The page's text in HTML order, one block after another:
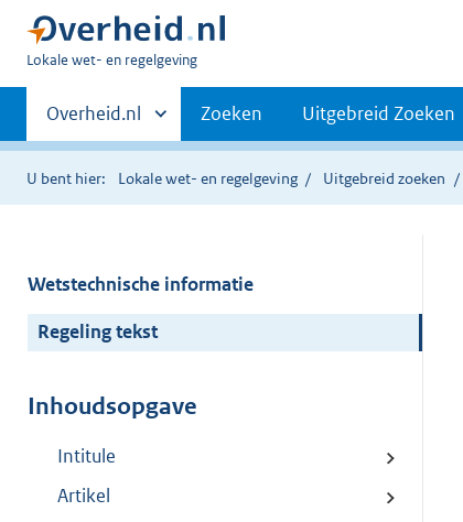
U
hier:
Lokale wet- en regelgeving
Primaire
navigatie
Andere
sites
binnen
Overheid.nl Zoeken Uitgebreid Zoeken
U bent hier: Lokale wet- en regelgeving Uitgebreid zoeken
Wetstechnische informatie
Regeling tekst
Inhoudsopgave
Intitule
Artikel